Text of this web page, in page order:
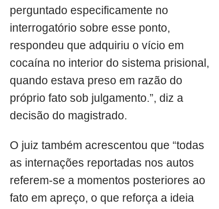
perguntado especificamente no
interrogatório sobre esse ponto,
respondeu que adquiriu o vício em
cocaína no interior do sistema prisional,
quando estava preso em razão do
próprio fato sob julgamento.”, diz a
decisão do magistrado.
O juiz também acrescentou que “todas
as internações reportadas nos autos
referem-se a momentos posteriores ao
fato em apreço, o que reforça a ideia